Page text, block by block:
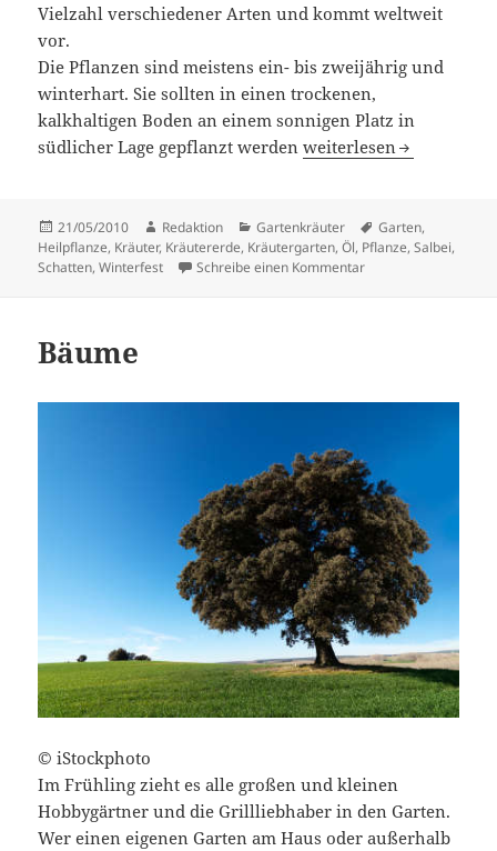
Vielzahl verschiedener Arten und kommt weltweit
vor.
Die Pflanzen sind meistens ein- bis zweijährig und
winterhart. Sie sollten in einen trockenen,
kalkhaltigen Boden an einem sonnigen Platz in
südlicher Lage gepflanzt werdenSalbei
weiterlesen
Veröffentlicht
am
21/05/2010 Autor
Redaktion Kategorien
Gartenkräuter Schlagwörter
Garten,
Heilpflanze, Kräuter, Kräutererde, Kräutergarten,Öl, Pflanze,Salbei,
Schatten,Winterfest Schreibe einen Kommentarzu Salbei
Bäume
© iStockphoto
Im Frühling zieht es alle großen und kleinen
Hobbygärtner und die Grillliebhaber in den Garten.
Wer einen eigenen Garten am Haus oder außerhalb